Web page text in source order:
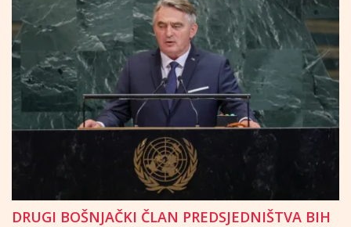
DRUGI BOŠNJAČKI ČLAN PREDSJEDNIŠTVA BIH